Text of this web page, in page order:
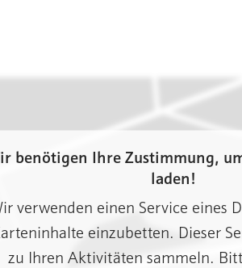
benötigen Ihre Zustimmung,
laden!
verwenden einen Service eines
einzubetten. Dieser
zu Ihren Aktivitäten sammeln.